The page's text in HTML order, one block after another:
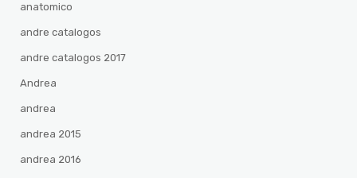
anatomico
andre catalogos
andre catalogos 2017
Andrea
andrea
andrea 2015
andrea 2016